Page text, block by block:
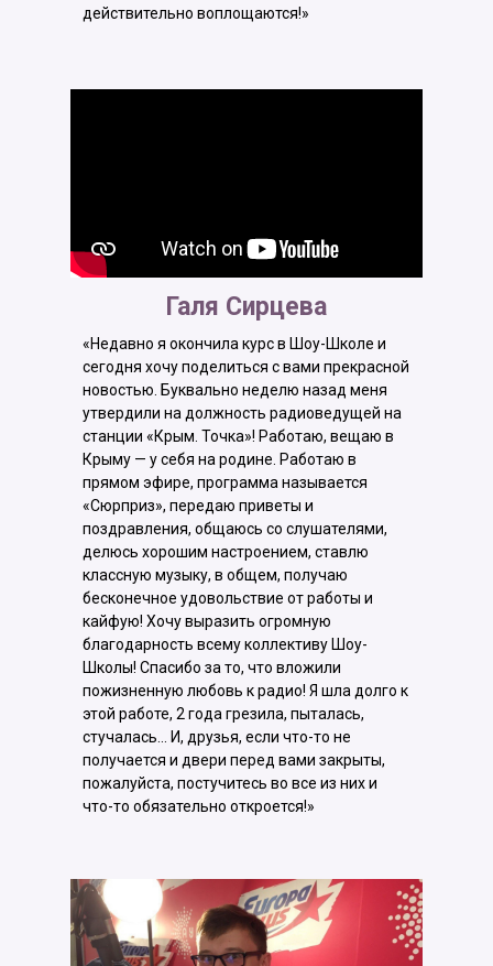
«Недавно я окончила курс в Шоу-Школе и
сегодня хочу поделиться с вами прекрасной
новостью. Буквально неделю назад меня
утвердили на должность радиоведущей на
станции «Крым. Точка»! Работаю, вещаю в
Крыму — у себя на родине. Работаю в
прямом эфире, программа называется
«Сюрприз», передаю приветы и
поздравления, общаюсь со слушателями,
делюсь хорошим настроением, ставлю
классную музыку, в общем, получаю
бесконечное удовольствие от работы и
кайфую! Хочу выразить огромную
благодарность всему коллективу Шоу-
Школы! Спасибо за то, что вложили
пожизненную любовь к радио! Я шла долго к
этой работе, 2 года грезила, пыталась,
стучалась... И, друзья, если что-то не
получается и двери перед вами закрыты,
пожалуйста, постучитесь во все из них и
что-то обязательно откроется!»
Галя Сирцева
действительно воплощаются!»